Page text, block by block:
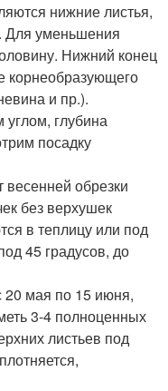
нижние листья,
Для уменьшения
Нижний конец
корнеобразующего
и пр.).
углом, глубина
посадку
обрезки
без верхушек
в теплицу или под
45 градусов, до
20 мая по 15 июня,
3-4 полноценных
листьев под